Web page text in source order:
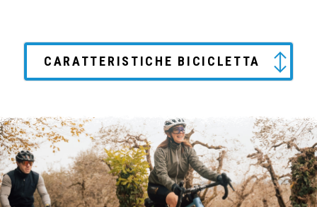
CARATTERISTICHE BICICLETTA